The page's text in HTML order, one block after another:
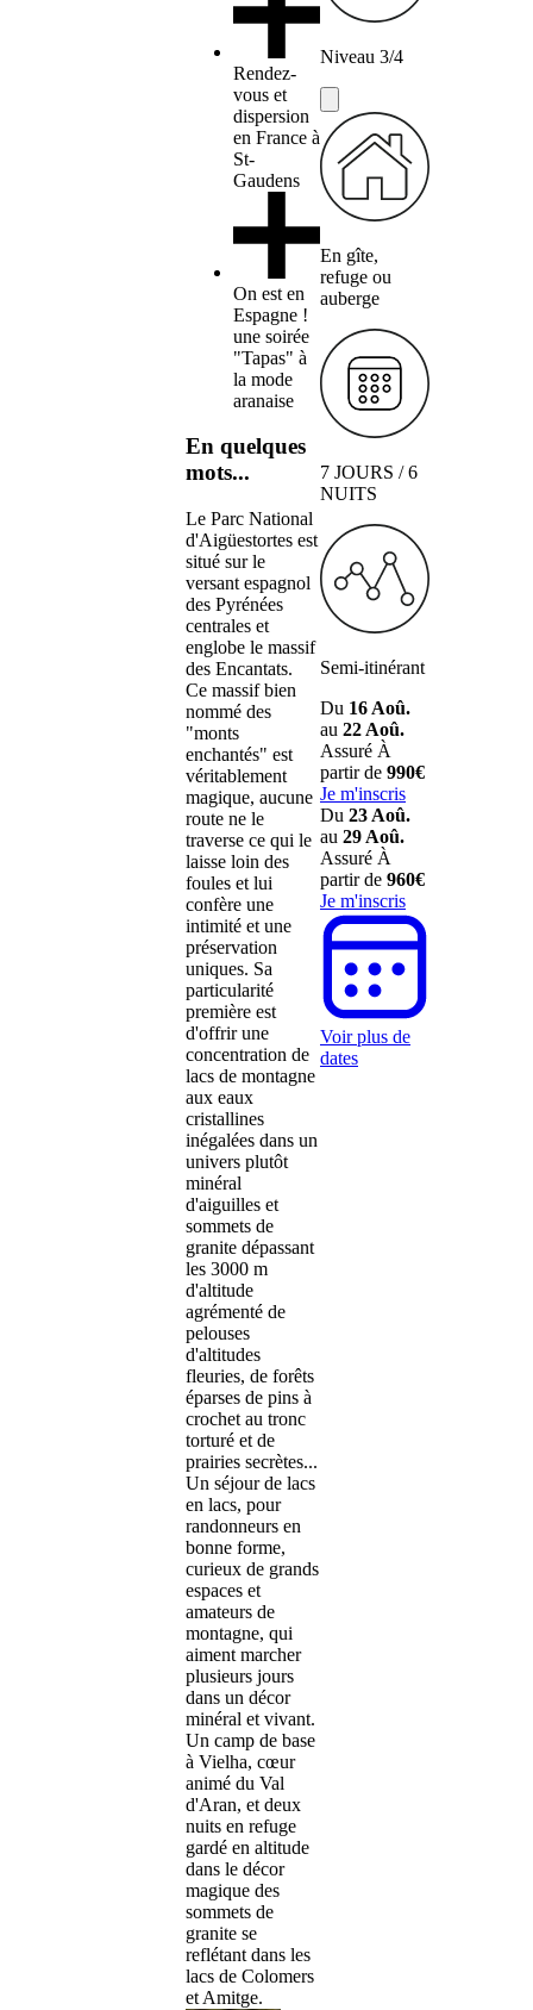
Rendez-
vous et
dispersion
en France à
St-
Gaudens
On est en
Espagne !
une soirée
"Tapas" à
la mode
aranaise
En quelques
mots...
Le Parc National
d'Aigüestortes est
situé sur le
versant espagnol
des Pyrénées
centrales et
englobe le massif
des Encantats.
Ce massif bien
nommé des
"monts
enchantés" est
véritablement
magique, aucune
route ne le
traverse ce qui le
laisse loin des
foules et lui
confère une
intimité et une
préservation
uniques. Sa
particularité
première est
d'offrir une
concentration de
lacs de montagne
aux eaux
cristallines
inégalées dans un
univers plutôt
minéral
d'aiguilles et
sommets de
granite dépassant
les 3000 m
d'altitude
agrémenté de
pelouses
d'altitudes
fleuries, de forêts
éparses de pins à
crochet au tronc
torturé et de
prairies secrètes...
Un séjour de lacs
en lacs, pour
randonneurs en
bonne forme,
curieux de grands
espaces et
amateurs de
montagne, qui
aiment marcher
plusieurs jours
dans un décor
minéral et vivant.
Un camp de base
à Vielha, cœur
animé du Val
d'Aran, et deux
nuits en refuge
gardé en altitude
dans le décor
magique des
sommets de
granite se
reflétant dans les
lacs de Colomers
et Amitge.
Niveau 3/4
En gîte,
refuge ou
auberge
7 JOURS / 6
NUITS
Semi-itinérant
Du 16 Aoû.
au 22 Aoû.
Assuré À
partir de 990€
Je m'inscris
Du 23 Aoû.
au 29 Aoû.
Assuré À
partir de 960€
Je m'inscris
Voir plus de
dates